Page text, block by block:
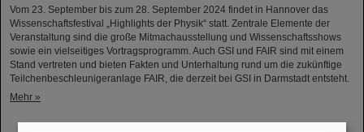
Vom 23. September bis zum 28. September 2024 findet in Hannover das
Wissenschaftsfestival „Highlights der Physik“ statt. Zentrale Elemente der
Veranstaltung sind die große Mitmachausstellung und Wissenschaftsshows
sowie ein vielseitiges Vortragsprogramm. Auch GSI und FAIR sind mit einem
Stand vertreten und bieten Fakten und Unterhaltung rund um die zukünftige
Teilchenbeschleunigeranlage FAIR, die derzeit bei GSI in Darmstadt entsteht.
Mehr »